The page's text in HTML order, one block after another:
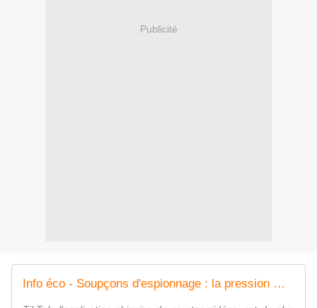
Publicité
Info éco - Soupçons d'espionnage : la pression monte autour de TikTok